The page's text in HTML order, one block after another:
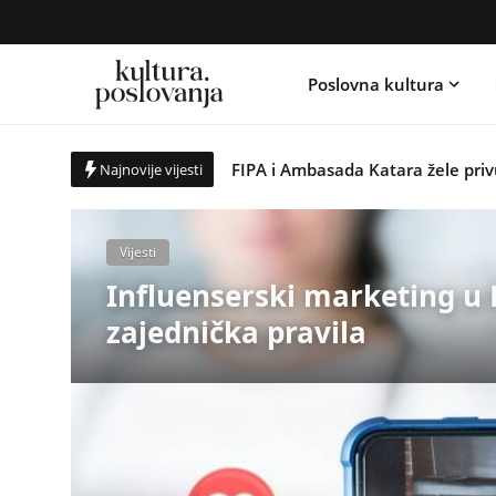
Poslovna kultura
Najnovije vijesti
FIPA i Ambasada Katara žele
Privreda Federacije BiH
Solarna energija postaje
Svaka boca vrijedi: Počinje
PMI Bosna i Hercegovina:
Sarajevo će u oktobru okupiti
Vijesti
Influenserski marketing u
zajednička pravila